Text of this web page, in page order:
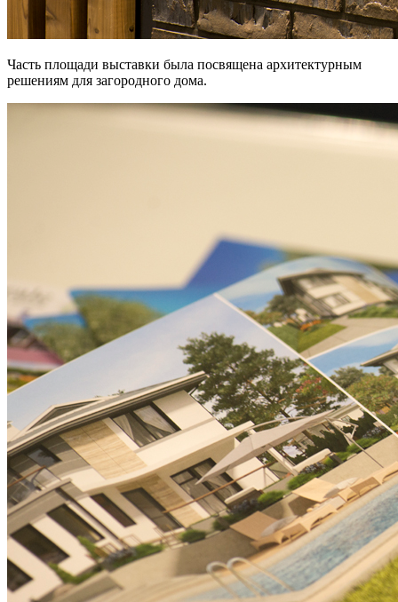
Часть площади выставки была посвящена архитектурным
решениям для загородного дома.